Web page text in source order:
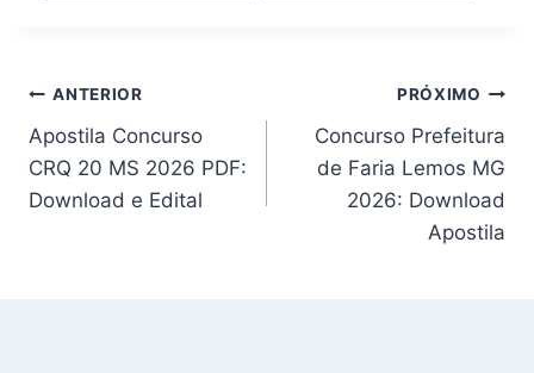
Navegação
de
Post
ANTERIOR
Apostila Concurso
CRQ 20 MS 2026 PDF:
Download e Edital
PRÓXIMO
Concurso Prefeitura
de Faria Lemos MG
2026: Download
Apostila